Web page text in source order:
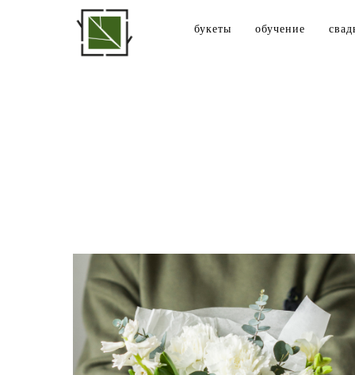
букеты обучение